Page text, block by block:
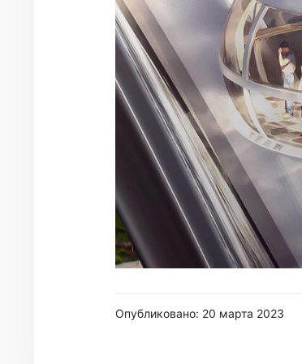
Опубликовано: 20 марта 2023